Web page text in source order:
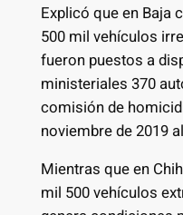
Explicó que en Baja
500 mil vehículos
fueron puestos a
ministeriales 370
comisión de
noviembre de 2019
Mientras que en
mil 500 vehículos